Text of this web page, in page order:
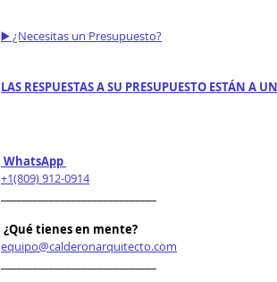
▶️ ¿Necesitas un Presupuesto?
LAS RESPUESTAS A SU PRESUPUESTO ESTÁN A
WhatsApp
+1(809) 912-0914
¿Qué tienes en mente?
equipo@calderonarquitecto.com